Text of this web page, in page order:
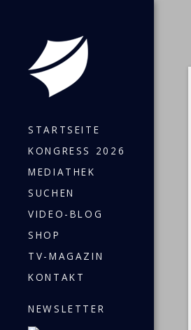
STARTSEITE
KONGRESS 2026
MEDIATHEK
SUCHEN
VIDEO-BLOG
SHOP
TV-MAGAZIN
KONTAKT
NEWSLETTER